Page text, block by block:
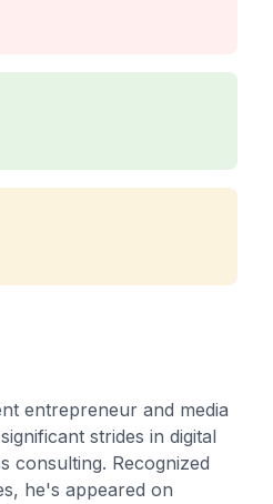
entrepreneur and media
strides in digital
consulting. Recognized
he's appeared on